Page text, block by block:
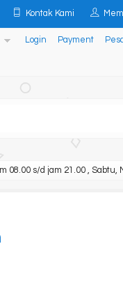
Kontak Kami
Login Payment
08.00 s/d jam 21.00 , Sabtu,